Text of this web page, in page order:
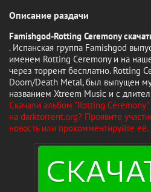
Описание раздачи
Famishgod-Rotting Ceremony
. Испанская группа Famishgod
именем Rotting Ceremony и на
через торрент бесплатно. Rotting
Doom/Death Metal, был выпущен
названием Xtreem Music и с
Скачали альбом "Rotting
на darktorrent.org? Проявите
новость или прокомментируйте её.